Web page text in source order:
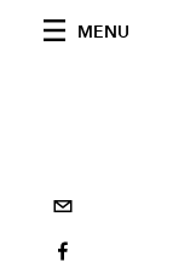
MENU